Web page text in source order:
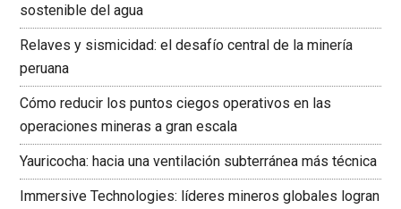
sostenible del agua
Relaves y sismicidad: el desafío central de la minería
peruana
Cómo reducir los puntos ciegos operativos en las
operaciones mineras a gran escala
Yauricocha: hacia una ventilación subterránea más técnica
Immersive Technologies: líderes mineros globales logran